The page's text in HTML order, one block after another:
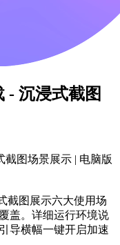
- 沉浸式截图
截图场景展示 | 电脑版
截图展示六大使用场
盖。详细运行环境说
导横幅一键开启加速